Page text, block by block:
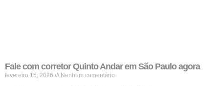
Fale com corretor Quinto Andar em São Paulo agora
fevereiro 15, 2026 Nenhum comentário